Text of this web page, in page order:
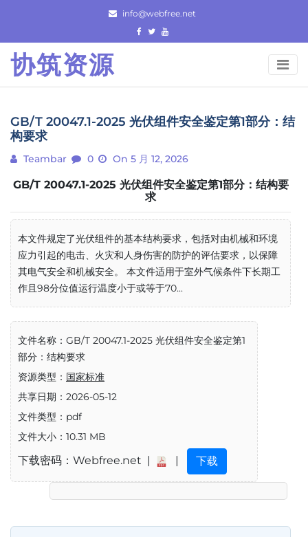
content
info@webfree.net
协筑资源
GB/T 20047.1-2025 光伏组件安全鉴定第1部分：结
构要求
Teambar 0 On 5 月 12, 2026
GB/T 20047.1-2025 光伏组件安全鉴定第1部分：结构要
求
本文件规定了光伏组件的基本结构要求，包括对由机械和环境
应力引起的电击、火灾和人身伤害的防护的评估要求，以保障
其电气安全和机械安全。 本文件适用于室外气候条件下长期工
作且98分位值运行温度小于或等于70...
文件名称：GB/T 20047.1-2025 光伏组件安全鉴定第1
部分：结构要求
资源类型： 国家标准
共享日期：2026-05-12
文件类型：pdf
文件大小：10.31 MB
下载密码：Webfree.net | | 下载